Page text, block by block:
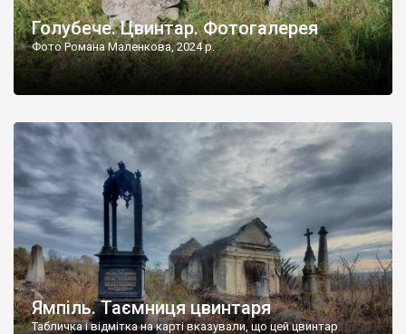
Голубече. Цвинтар. Фотогалерея
Фото Романа Маленкова, 2024 р.
Ямпіль. Таємниця цвинтаря
Табличка і відмітка на карті вказували, що цей цвинтар